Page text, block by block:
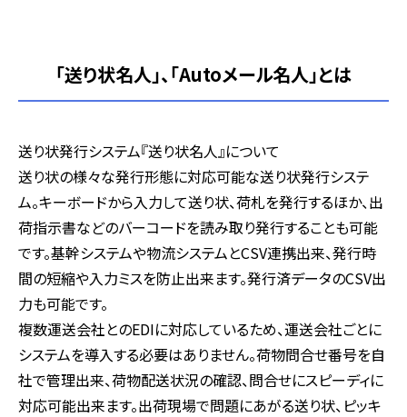
「送り状名人」、「Autoメール名人」とは
送り状発行システム『送り状名人』について
送り状の様々な発行形態に対応可能な送り状発行システ
ム。キーボードから入力して送り状、荷札を発行するほか、出
荷指示書などのバーコードを読み取り発行することも可能
です。基幹システムや物流システムとCSV連携出来、発行時
間の短縮や入力ミスを防止出来ます。発行済データのCSV出
力も可能です。
複数運送会社とのEDIに対応しているため、運送会社ごとに
システムを導入する必要はありません。荷物問合せ番号を自
社で管理出来、荷物配送状況の確認、問合せにスピーディに
対応可能出来ます。出荷現場で問題にあがる送り状、ピッキ